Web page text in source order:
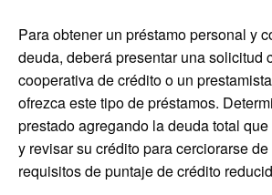
Para obtener un préstamo personal y
deuda, deberá presentar una solicitud
cooperativa de crédito o un
ofrezca este tipo de préstamos.
prestado agregando la deuda total
y revisar su crédito para cerciorarse
requisitos de puntaje de crédito